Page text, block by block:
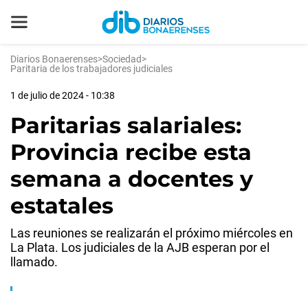
Diarios Bonaerenses>Sociedad>
Paritaria de los trabajadores judiciales
1 de julio de 2024 - 10:38
Paritarias salariales:
Provincia recibe esta
semana a docentes y
estatales
Las reuniones se realizarán el próximo miércoles en
La Plata. Los judiciales de la AJB esperan por el
llamado.